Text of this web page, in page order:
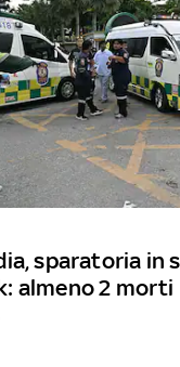
sparatoria in
almeno 2 morti